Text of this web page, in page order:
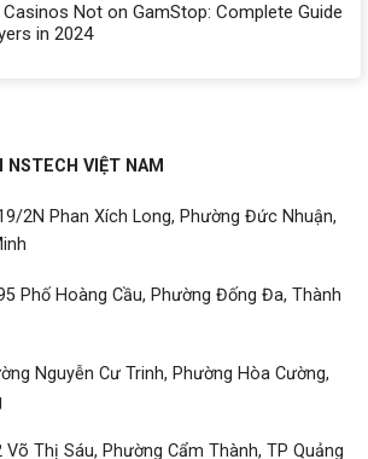
Not on GamStop: Complete Guide
in 2024
NSTECH VIỆT NAM
2N Phan Xích Long, Phường Đức Nhuận,
Phố Hoàng Cầu, Phường Đống Đa, Thành
Nguyễn Cư Trinh, Phường Hòa Cường,
Võ Thị Sáu, Phường Cẩm Thành, TP Quảng